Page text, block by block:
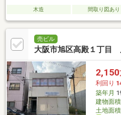
木造 間取り図あり
売ビル
大阪市旭区高殿１丁目
2,150
利回り
築年月
建物面積
土地面積